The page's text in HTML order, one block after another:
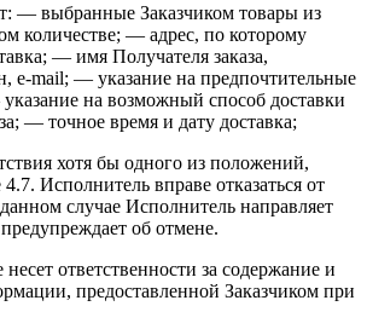
— выбранные Заказчиком товары из
количестве; — адрес, по которому
— имя Получателя заказа,
e-mail; — указание на предпочтительные
на возможный способ доставки
— точное время и дату доставка;
хотя бы одного из положений,
Исполнитель вправе отказаться от
случае Исполнитель направляет
об отмене.
ответственности за содержание и
предоставленной Заказчиком при